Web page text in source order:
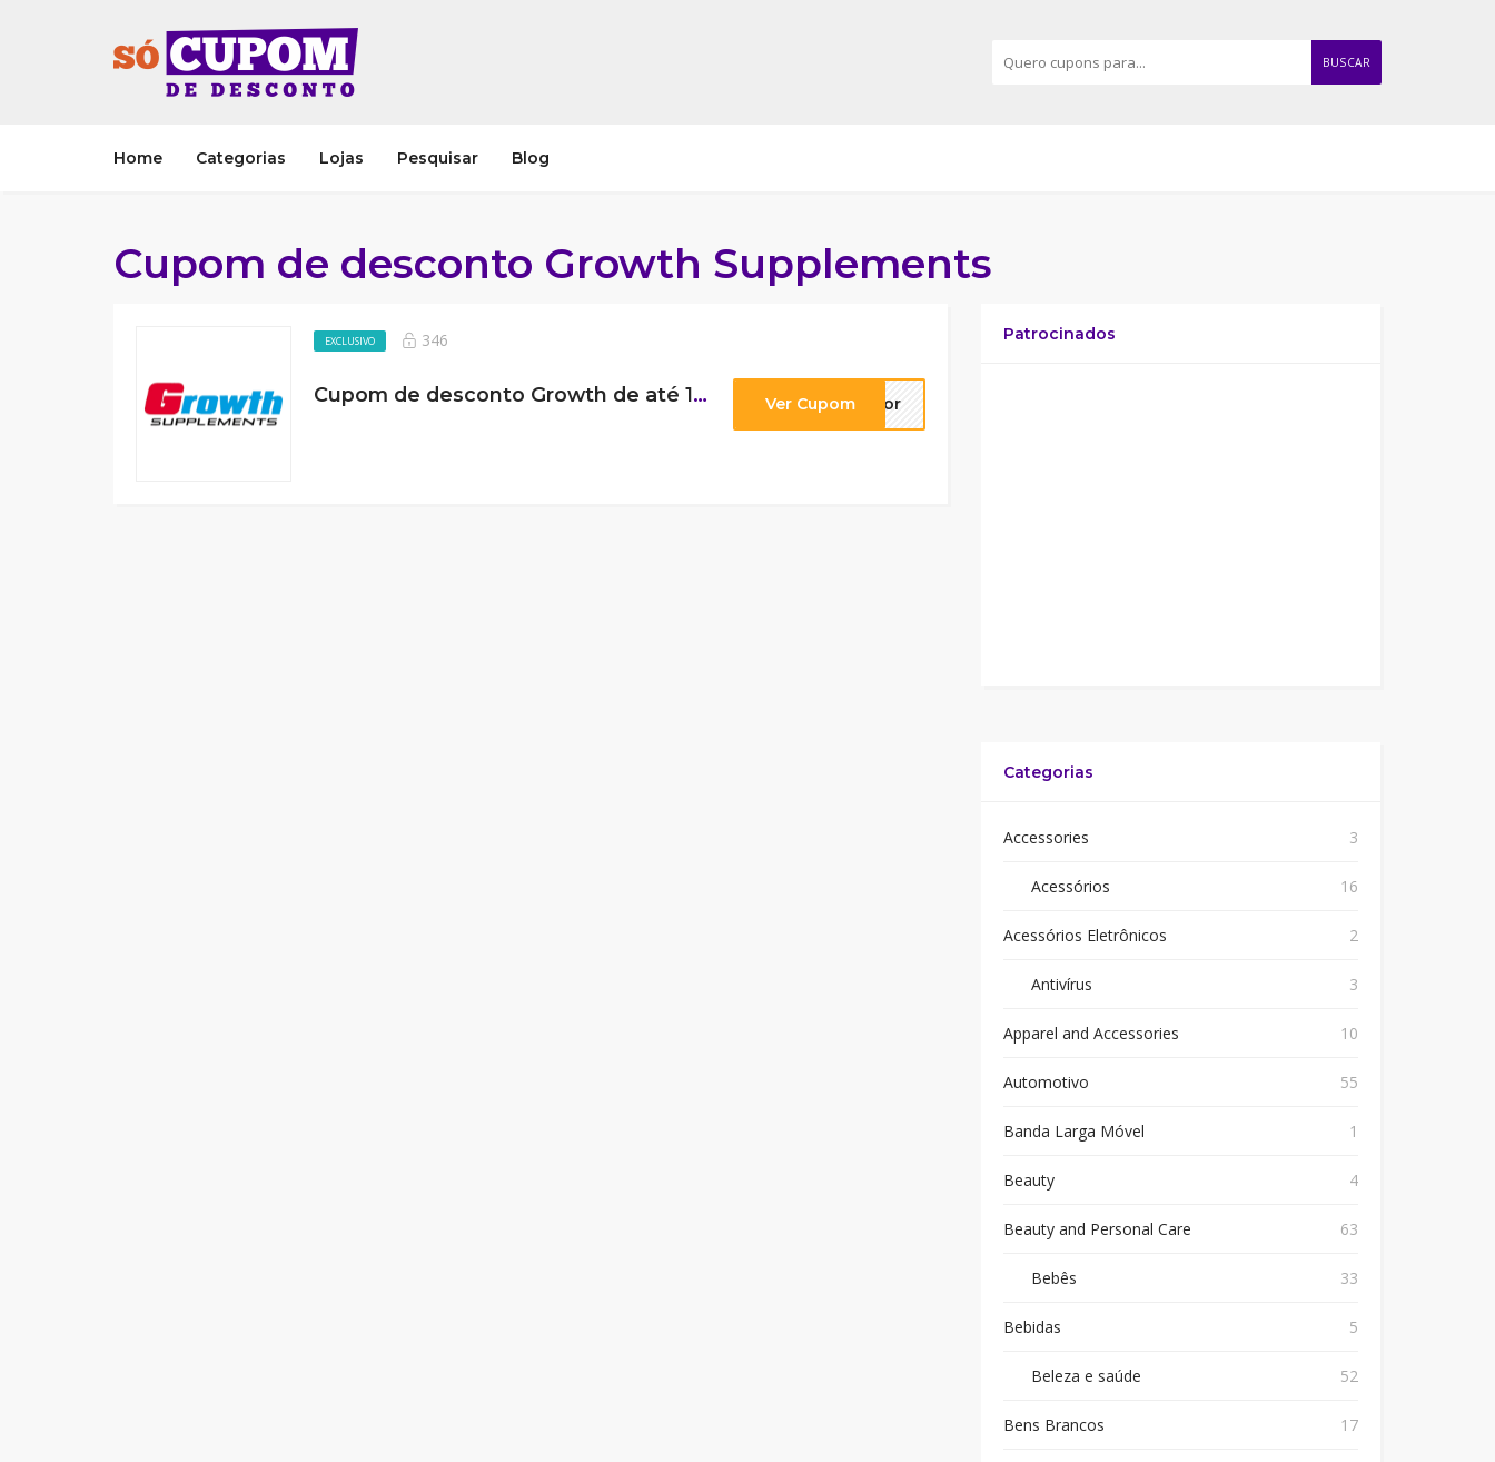
BUSCAR
Home Categorias Lojas Pesquisar Blog
Cupom de desconto Growth Supplements
EXCLUSIVO 346
Cupom de desconto Growth de até 10% OFF Ver Cupom ctor
Patrocinados
Categorias
Accessories 3
Acessórios 16
Acessórios Eletrônicos 2
Antivírus 3
Apparel and Accessories 10
Automotivo 55
Banda Larga Móvel 1
Beauty 4
Beauty and Personal Care 63
Bebês 33
Bebidas 5
Beleza e saúde 52
Bens Brancos 17